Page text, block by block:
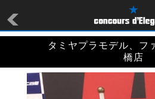
タミヤプラモデル、フ
橋店